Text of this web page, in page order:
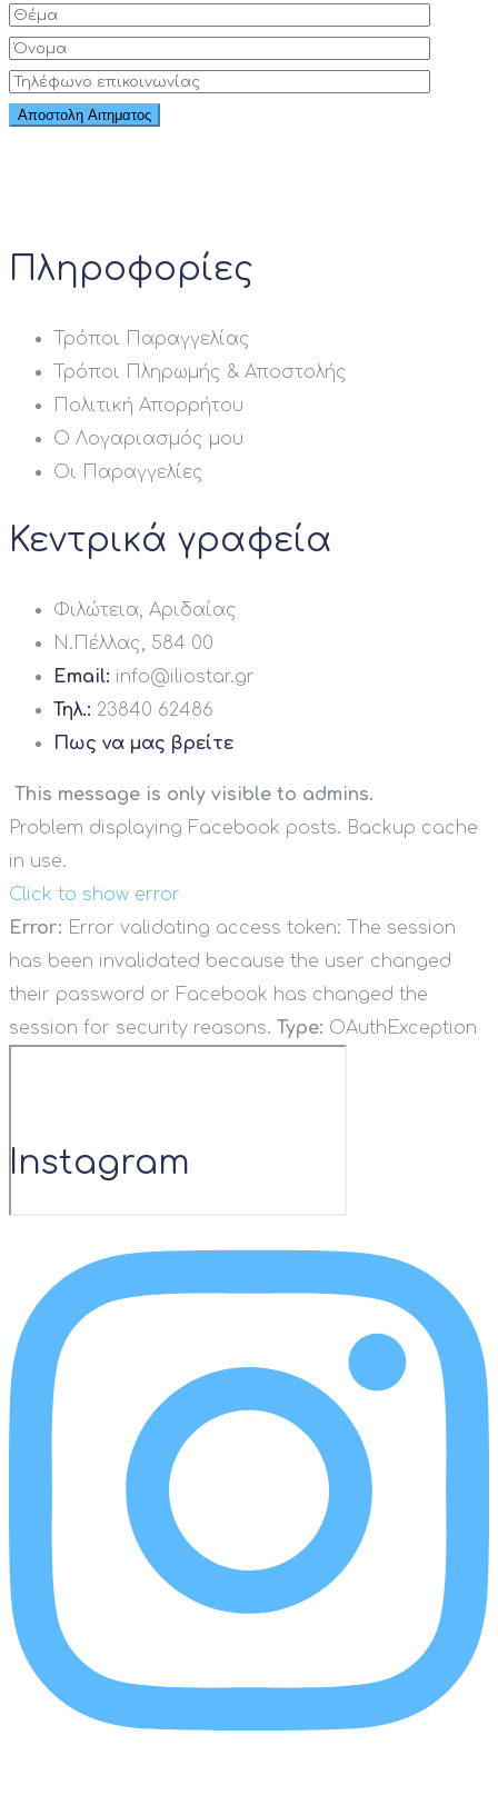
Πληροφορίες
Τρόποι Παραγγελίας
Τρόποι Πληρωμής & Αποστολής
Πολιτική Απορρήτου
Ο Λογαριασμός μου
Οι Παραγγελίες
Κεντρικά γραφεία
Φιλώτεια, Αριδαίας
Ν.Πέλλας, 584 00
Email: info@iliostar.gr
Τηλ.: 23840 62486
Πως να μας βρείτε
This message is only visible to admins.
Problem displaying Facebook posts. Backup cache
in use.
Click to show error
Error: Error validating access token: The session
has been invalidated because the user changed
their password or Facebook has changed the
session for security reasons. Type: OAuthException
Instagram